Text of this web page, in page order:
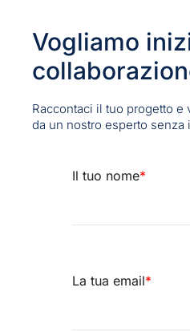
Vogliamo
Raccontaci il tuo progetto e
da un nostro esperto senza
Il tuo nome*
La tua email*